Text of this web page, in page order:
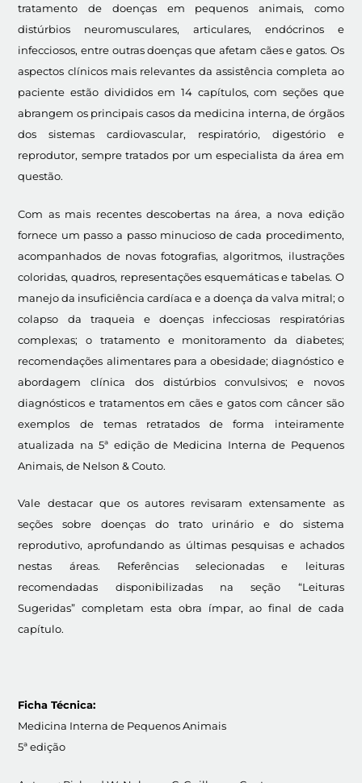
tratamento de doenças em pequenos animais, como
distúrbios neuromusculares, articulares, endócrinos e
infecciosos, entre outras doenças que afetam cães e gatos. Os
aspectos clínicos mais relevantes da assistência completa ao
paciente estão divididos em 14 capítulos, com seções que
abrangem os principais casos da medicina interna, de órgãos
dos sistemas cardiovascular, respiratório, digestório e
reprodutor, sempre tratados por um especialista da área em
questão.
Com as mais recentes descobertas na área, a nova edição
fornece um passo a passo minucioso de cada procedimento,
acompanhados de novas fotografias, algoritmos, ilustrações
coloridas, quadros, representações esquemáticas e tabelas. O
manejo da insuficiência cardíaca e a doença da valva mitral; o
colapso da traqueia e doenças infecciosas respiratórias
complexas; o tratamento e monitoramento da diabetes;
recomendações alimentares para a obesidade; diagnóstico e
abordagem clínica dos distúrbios convulsivos; e novos
diagnósticos e tratamentos em cães e gatos com câncer são
exemplos de temas retratados de forma inteiramente
atualizada na 5ª edição de Medicina Interna de Pequenos
Animais, de Nelson & Couto.
Vale destacar que os autores revisaram extensamente as
seções sobre doenças do trato urinário e do sistema
reprodutivo, aprofundando as últimas pesquisas e achados
nestas áreas. Referências selecionadas e leituras
recomendadas disponibilizadas na seção “Leituras
Sugeridas” completam esta obra ímpar, ao final de cada
capítulo.
Ficha Técnica:
Medicina Interna de Pequenos Animais
5ª edição